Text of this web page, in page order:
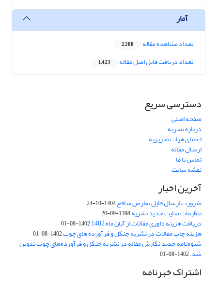
آمار
تعداد مشاهده مقاله 2,280
تعداد دریافت فایل اصل مقاله 1,423
دسترسی سریع
صفحه اصلی
درباره نشریه
اعضای هیات تحریریه
ارسال مقاله
تماس با ما
نقشه سایت
آخرین اخبار
ضرورت ارسال فایل تعارض منافع1404-10-24
تنظیمات سایت جدید نشریه1398-09-26
دریافت هزینه داوری مقالات از آبان ماه 1402 1402-08-01
هزینه چاپ مقالات در نشریه جنگل و فرآورده های چوب1402-08-01
شیوه‌نامه جدید نگارش مقاله در نشریه جنگل و فرآورده‌های چوب تدوین
شد.1402-08-01
اشتراک خبرنامه